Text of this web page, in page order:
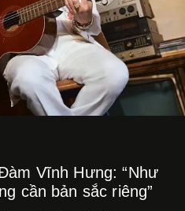
Vĩnh Hưng: “Như
cần bản sắc riêng”